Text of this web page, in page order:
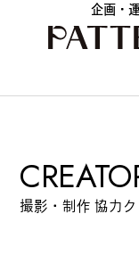
企画・
撮影・制作 協力